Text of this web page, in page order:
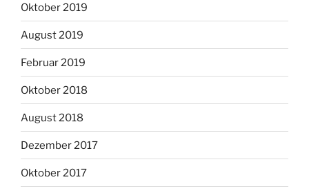
Oktober 2019
August 2019
Februar 2019
Oktober 2018
August 2018
Dezember 2017
Oktober 2017